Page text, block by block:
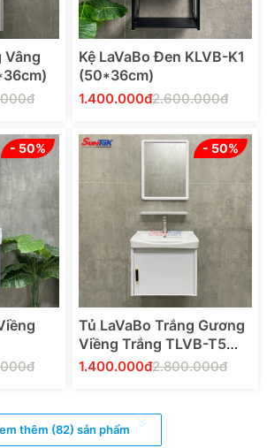
Vâng
Thêm Vào Giỏ Hàng
Kệ LaVaBo Đen KLVB-K1
(50*36cm)
1.400.000đ2.600.000đ
- 50% - 50%
Tủ LaVaBo Trắng Gương
Viềng Trắng TLVB-T5
(50*36cm)
1.400.000đ2.800.000đ
thêm (82) sản phẩm